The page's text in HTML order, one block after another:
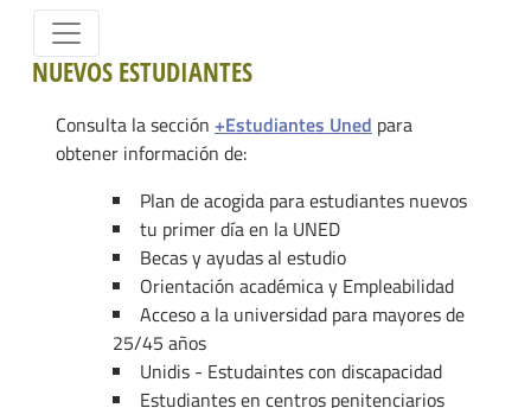
NUEVOS ESTUDIANTES
Consulta la sección +Estudiantes Uned para
obtener información de:
Plan de acogida para estudiantes nuevos
tu primer día en la UNED
Becas y ayudas al estudio
Orientación académica y Empleabilidad
Acceso a la universidad para mayores de
25/45 años
Unidis - Estudaintes con discapacidad
Estudiantes en centros penitenciarios